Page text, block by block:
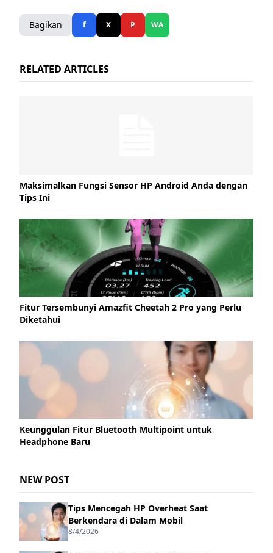
Bagikan f X P WA
RELATED ARTICLES
Maksimalkan Fungsi Sensor HP Android Anda dengan
Tips Ini
Fitur Tersembunyi Amazfit Cheetah 2 Pro yang Perlu
Diketahui
Keunggulan Fitur Bluetooth Multipoint untuk
Headphone Baru
NEW POST
Tips Mencegah HP Overheat Saat
Berkendara di Dalam Mobil
8/4/2026